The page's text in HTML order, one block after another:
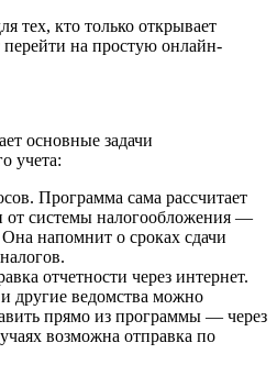
тех, кто только открывает
перейти на простую онлайн-
основные задачи
учета:
Программа сама рассчитает
от системы налогообложения —
напомнит о сроках сдачи
отчетности через интернет.
ведомства можно
прямо из программы — через
возможна отправка по